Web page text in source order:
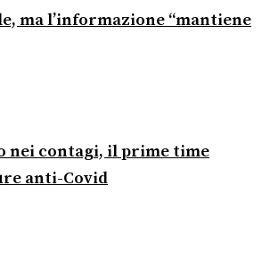
ma l’informazione “mantiene
nei contagi, il prime time
anti-Covid